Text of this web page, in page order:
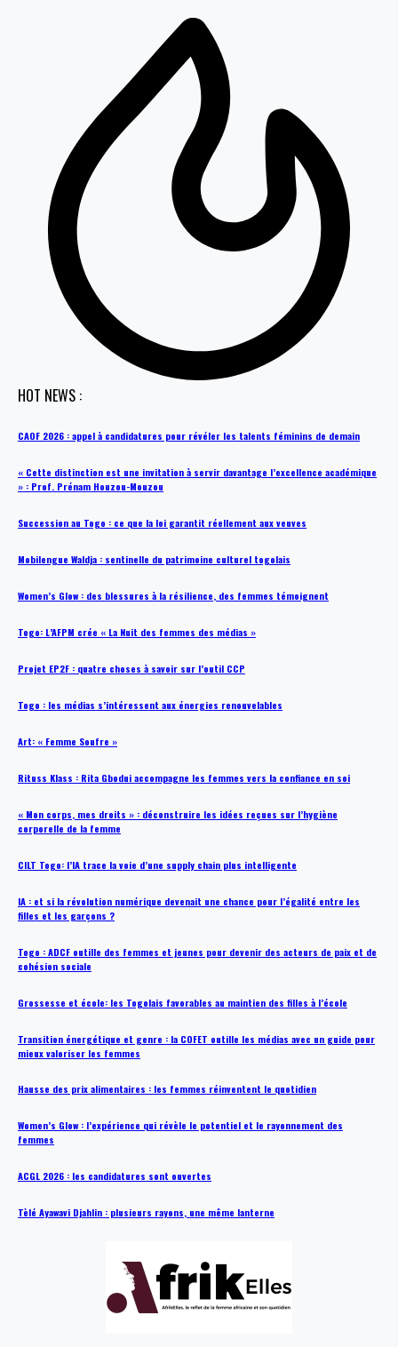
HOT NEWS :
CAOF 2026 : appel à candidatures pour révéler les talents féminins de demain
« Cette distinction est une invitation à servir davantage l’excellence académique
» : Prof. Prénam Houzou-Mouzou
Succession au Togo : ce que la loi garantit réellement aux veuves
Mobilengue Waldja : sentinelle du patrimoine culturel togolais
Women’s Glow : des blessures à la résilience, des femmes témoignent
Togo: L’AFPM crée « La Nuit des femmes des médias »
Projet EP2F : quatre choses à savoir sur l’outil CCP
Togo : les médias s’intéressent aux énergies renouvelables
Art: « Femme Soufre »
Rituss Klass : Rita Gbodui accompagne les femmes vers la confiance en soi
« Mon corps, mes droits » : déconstruire les idées reçues sur l’hygiène
corporelle de la femme
CILT Togo: l’IA trace la voie d’une supply chain plus intelligente
IA : et si la révolution numérique devenait une chance pour l’égalité entre les
filles et les garçons ?
Togo : ADCF outille des femmes et jeunes pour devenir des acteurs de paix et de
cohésion sociale
Grossesse et école: les Togolais favorables au maintien des filles à l’école
Transition énergétique et genre : la COFET outille les médias avec un guide pour
mieux valoriser les femmes
Hausse des prix alimentaires : les femmes réinventent le quotidien
Women’s Glow : l’expérience qui révèle le potentiel et le rayonnement des
femmes
ACGL 2026 : les candidatures sont ouvertes
Tèlé Ayawavi Djahlin : plusieurs rayons, une même lanterne